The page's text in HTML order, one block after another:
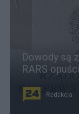
Dowody są
RARS
Redakcja